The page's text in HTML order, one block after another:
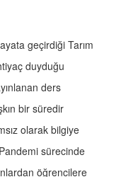
geçirdiği Tarım
duyduğu
ders
bir süredir
olarak bilgiye
sürecinde
öğrencilere